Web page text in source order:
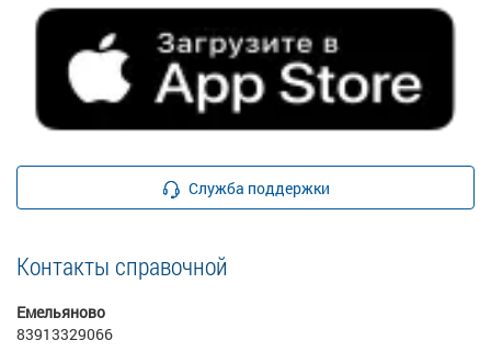
Служба поддержки
Контакты справочной
Емельяново
83913329066